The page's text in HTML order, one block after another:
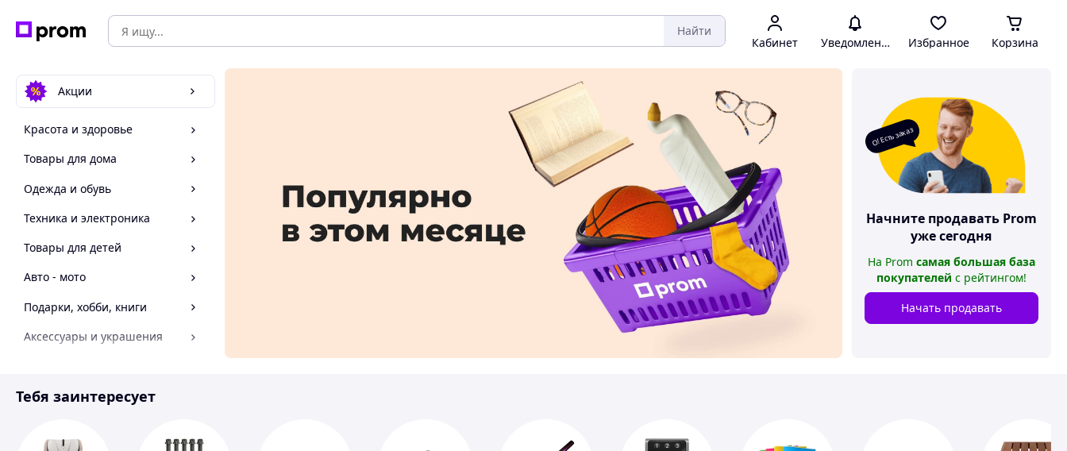
Найти
Кабинет Уведомления Избранное Корзина
Акции
Красота и здоровье
Товары для дома
Одежда и обувь
Техника и электроника
Товары для детей
Авто - мото
Подарки, хобби, книги
Аксессуары и украшения
Спорт и отдых
О! Есть заказ
Начните продавать Prom
уже сегодня
На Prom самая большая база
покупателей с рейтингом!
Начать продавать
Тебя заинтересует